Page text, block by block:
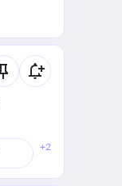
+2